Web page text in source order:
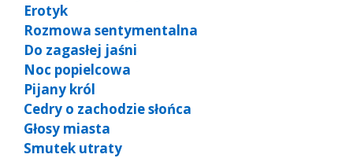
Erotyk
Rozmowa sentymentalna
Do zagasłej jaśni
Noc popielcowa
Pijany król
Cedry o zachodzie słońca
Głosy miasta
Smutek utraty